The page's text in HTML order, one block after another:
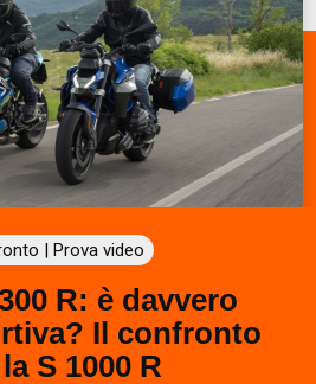
| Prova video
R: è davvero
Il confronto
S 1000 R